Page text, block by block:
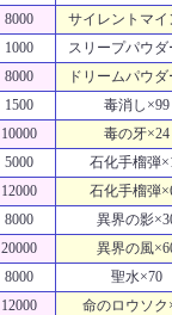
8000
サイレントマイ
1000
スリープパウダ
8000
ドリームパウダ
1500
毒消し×99
10000
毒の牙×24
5000
石化手榴弾
12000
石化手榴弾
8000
異界の影
20000
異界の風
8000
聖水×70
12000
命のロウソク